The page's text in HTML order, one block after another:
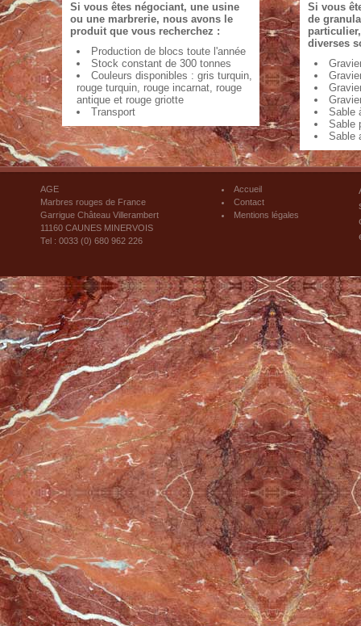
Si vous êtes négociant, une usine
ou une marbrerie, nous avons le
produit que vous recherchez :
Production de blocs toute l'année
Stock constant de 300 tonnes
Couleurs disponibles : gris turquin,
rouge turquin, rouge incarnat, rouge
antique et rouge griotte
Transport
Si vous
de
diverses
Sable
Sable
Sable
AGE
Marbres rouges de France
Garrigue Château Villerambert
11160 CAUNES MINERVOIS
Tel : 0033 (0) 680 962 226
Accueil
Contact
Mentions légales